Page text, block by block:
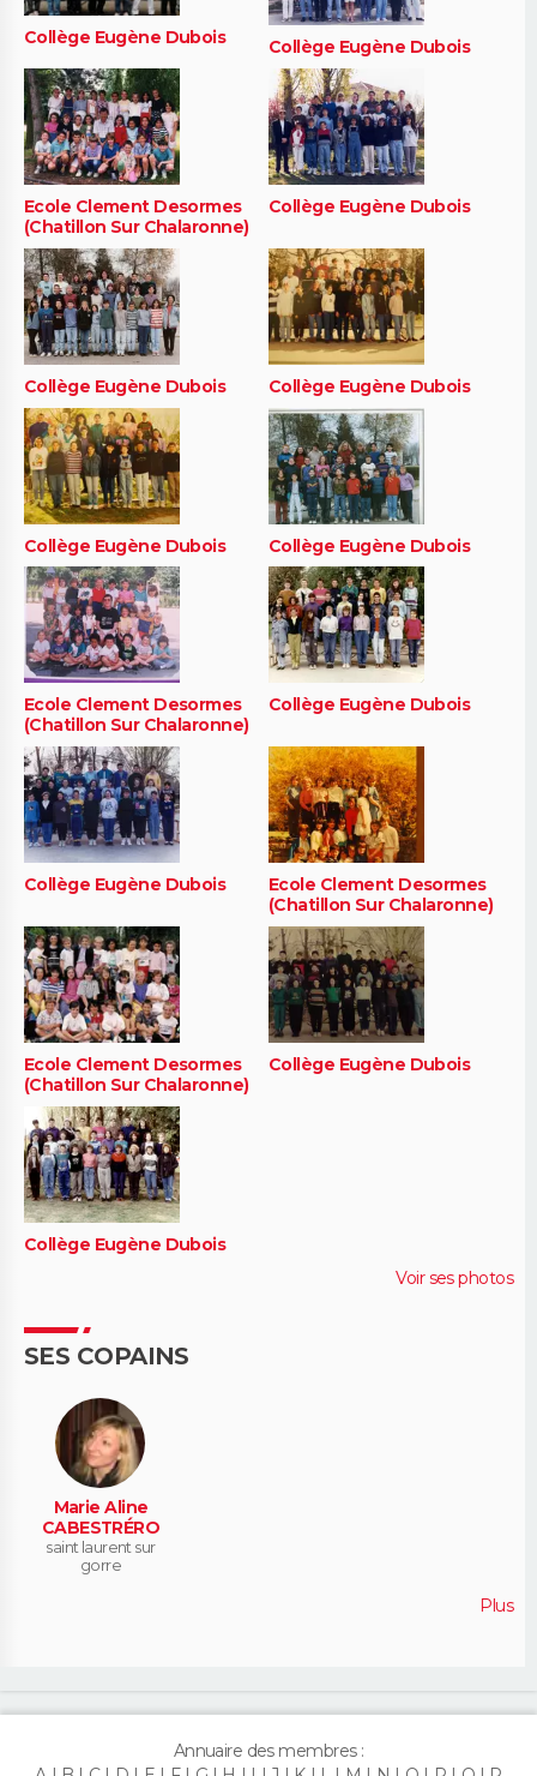
Collège Eugène Dubois Collège Eugène Dubois
Ecole Clement Desormes
(Chatillon Sur Chalaronne)
Collège Eugène Dubois
Collège Eugène Dubois Collège Eugène Dubois
Collège Eugène Dubois Collège Eugène Dubois
Ecole Clement Desormes
(Chatillon Sur Chalaronne)
Collège Eugène Dubois
Collège Eugène Dubois
Ecole Clement Desormes
(Chatillon Sur Chalaronne)
Ecole Clement Desormes
(Chatillon Sur Chalaronne)
Collège Eugène Dubois
Collège Eugène Dubois
Voir ses photos
SES COPAINS
Marie Aline
CABESTRÉRO
saint laurent sur
gorre
Plus
Annuaire des membres :